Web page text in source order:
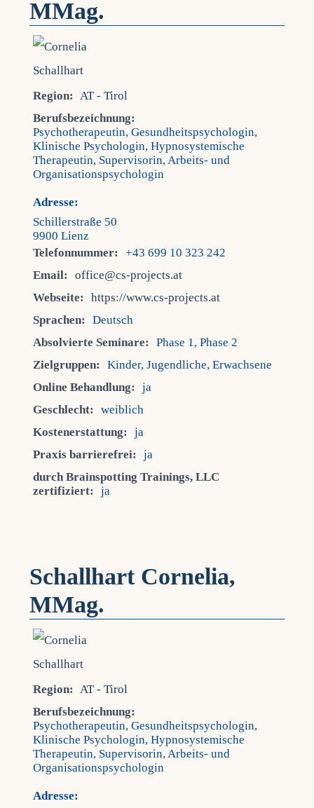
MMag.
Region: AT - Tirol
Berufsbezeichnung:
Psychotherapeutin, Gesundheitspsychologin,
Klinische Psychologin, Hypnosystemische
Therapeutin, Supervisorin, Arbeits- und
Organisationspsychologin
Adresse:
Schillerstraße 50
9900 Lienz
Telefonnummer:
+43 699 10 323 242
Email:
office@cs-projects.at
Webseite:
https://www.cs-projects.at
Sprachen:
Deutsch
Absolvierte Seminare:
Phase 1, Phase 2
Zielgruppen:
Kinder, Jugendliche, Erwachsene
Online Behandlung:
ja
Geschlecht:
weiblich
Kostenerstattung:
ja
Praxis barrierefrei:
ja
durch Brainspotting Trainings, LLC
zertifiziert:
ja
Schallhart Cornelia,
MMag.
Region: AT - Tirol
Berufsbezeichnung:
Psychotherapeutin, Gesundheitspsychologin,
Klinische Psychologin, Hypnosystemische
Therapeutin, Supervisorin, Arbeits- und
Organisationspsychologin
Adresse: